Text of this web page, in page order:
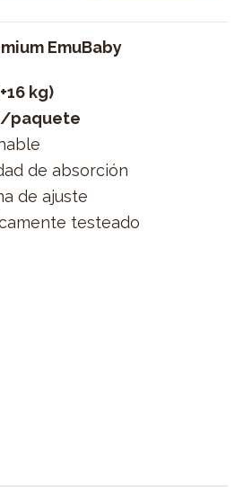
EmuBaby
kg)
paquete
de absorción
de ajuste
testeado